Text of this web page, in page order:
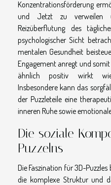
Konzentrationsförderung
und Jetzt zu verweilen
Reizüberflutung des
psychologischer Sicht
mentalen Gesundheit
Engagement anregt und
ähnlich positiv wirkt wie
Insbesondere kann das
der Puzzleteile eine
inneren Ruhe sowie
Die soziale
Puzzelns
Die Faszination für 3D-
die komplexe Struktur und